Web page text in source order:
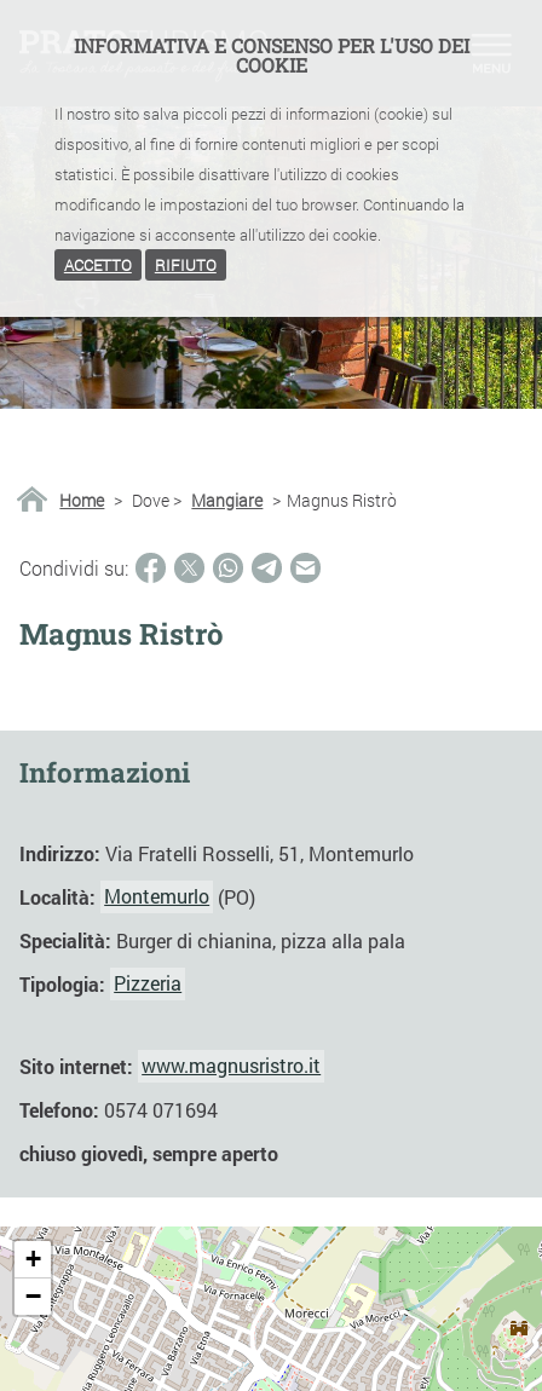
INFORMATIVA E CONSENSO PER L'USO DEI
COOKIE
Il nostro sito salva piccoli pezzi di informazioni (cookie) sul
dispositivo, al fine di fornire contenuti migliori e per scopi
statistici. È possibile disattivare l'utilizzo di cookies
modificando le impostazioni del tuo browser. Continuando la
navigazione si acconsente all'utilizzo dei cookie.
ACCETTO
RIFIUTO
Home > Dove > Mangiare > Magnus Ristrò
Condividi su:
Magnus Ristrò
Informazioni
Indirizzo: Via Fratelli Rosselli, 51, Montemurlo
Località: Montemurlo (PO)
Specialità: Burger di chianina, pizza alla pala
Tipologia: Pizzeria
Sito internet: www.magnusristro.it
Telefono: 0574 071694
chiuso giovedì, sempre aperto
+
−